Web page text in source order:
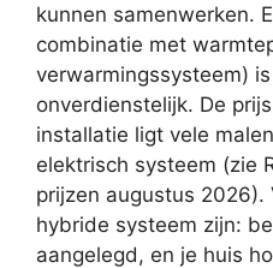
kunnen samenwerken.
combinatie met
verwarmingssysteem)
onverdienstelijk. De
installatie ligt vele
elektrisch systeem (zie
prijzen augustus 2026).
hybride systeem zijn:
aangelegd, en je huis